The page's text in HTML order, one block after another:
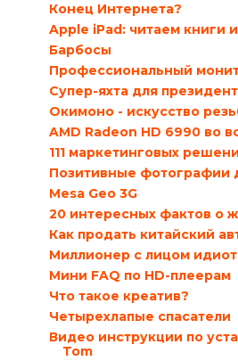
Конец Интернета?
Apple iPad: читаем книги
Барбосы
Профессиональный
Супер-яхта для
Окимоно - искусство
AMD Radeon HD 6990 во
111 маркетинговых
Позитивные фотографии
Mesa Geo 3G
20 интересных фактов о
Как продать китайский
Миллионер с лицом
Мини FAQ по HD-плеерам
Что такое креатив?
Четырехлапые спасатели
Видео инструкции по
Tom